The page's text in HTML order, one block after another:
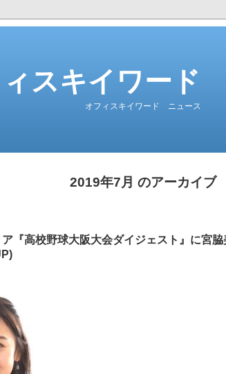
スキイワード
オフィスキイワード ニュース
2019年7月 のアーカイブ
『高校野球大阪大会ダイジェスト』に宮